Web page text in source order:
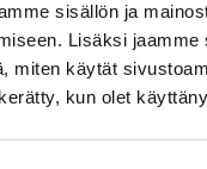
sisällön ja
Lisäksi
miten käytät
kun olet